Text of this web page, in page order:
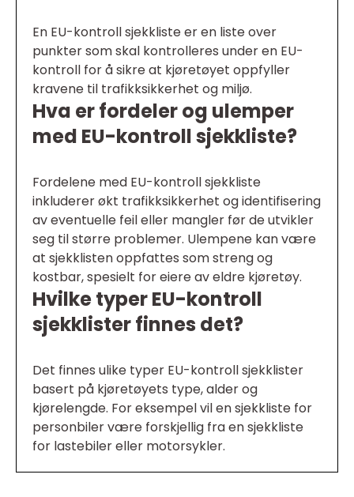
En EU-kontroll sjekkliste er en liste over
punkter som skal kontrolleres under en EU-
kontroll for å sikre at kjøretøyet oppfyller
kravene til trafikksikkerhet og miljø.
Hva er fordeler og ulemper
med EU-kontroll sjekkliste?
Fordelene med EU-kontroll sjekkliste
inkluderer økt trafikksikkerhet og identifisering
av eventuelle feil eller mangler før de utvikler
seg til større problemer. Ulempene kan være
at sjekklisten oppfattes som streng og
kostbar, spesielt for eiere av eldre kjøretøy.
Hvilke typer EU-kontroll
sjekklister finnes det?
Det finnes ulike typer EU-kontroll sjekklister
basert på kjøretøyets type, alder og
kjørelengde. For eksempel vil en sjekkliste for
personbiler være forskjellig fra en sjekkliste
for lastebiler eller motorsykler.